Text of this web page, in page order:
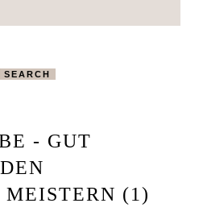
SEARCH
- GUT
(1)